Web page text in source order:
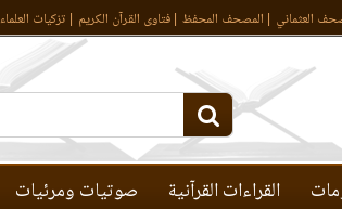
العثماني المصحف المحفظ فتاوى القرآن الكريم تزكيات العلماء
القراءات القرآنية صوتيات ومرئيات